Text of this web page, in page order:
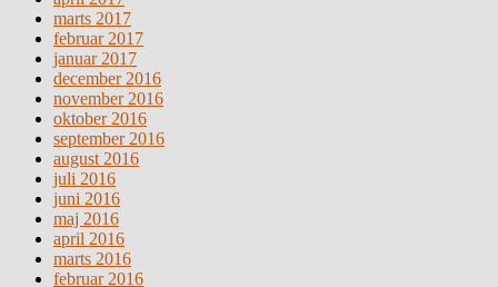
marts 2017
februar 2017
januar 2017
december 2016
november 2016
oktober 2016
september 2016
august 2016
juli 2016
juni 2016
maj 2016
april 2016
marts 2016
februar 2016